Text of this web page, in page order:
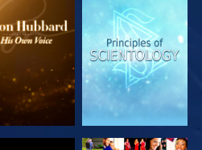
SÉRIES
DÉCOUVRIR
LES SÉRIES